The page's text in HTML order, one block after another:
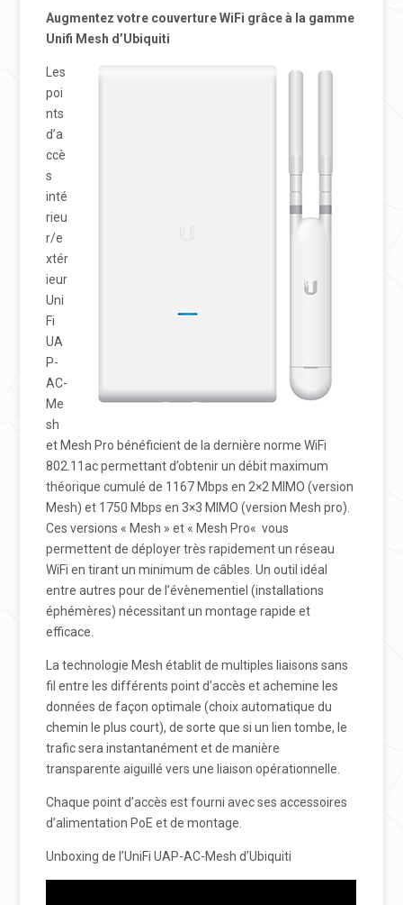
Augmentez votre couverture WiFi grâce à la gamme
Unifi Mesh d’Ubiquiti
Les
poi
nts
d’a
ccè
s
inté
rieu
r/e
xtér
ieur
Uni
Fi
UA
P-
AC-
Me
sh
et Mesh Pro bénéficient de la dernière norme WiFi
802.11ac permettant d’obtenir un débit maximum
théorique cumuléde 1167 Mbps en 2×2 MIMO (version
Mesh) et 1750 Mbps en 3×3 MIMO (version Mesh pro).
Ces versions « Mesh » et « Mesh Pro« vous
permettent de déployer très rapidement un réseau
WiFi en tirant un minimum de câbles. Un outil idéal
entre autres pour de l’évènementiel (installations
éphémères) nécessitant un montage rapide et
efficace.
La technologie Meshétablit de multiples liaisons sans
fil entre les différents point d’accès et achemine les
données de façon optimale (choix automatique du
chemin le plus court), de sorte que si un lien tombe, le
trafic sera instantanément et de manière
transparente aiguillévers une liaison opérationnelle.
Chaque point d’accès est fourni avec ses accessoires
d’alimentation PoE et de montage.
Unboxing de l’UniFi UAP-AC-Mesh d’Ubiquiti